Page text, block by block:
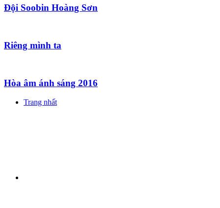
Đội Soobin Hoàng Sơn
Riêng mình ta
Hòa âm ánh sáng 2016
Trang nhất